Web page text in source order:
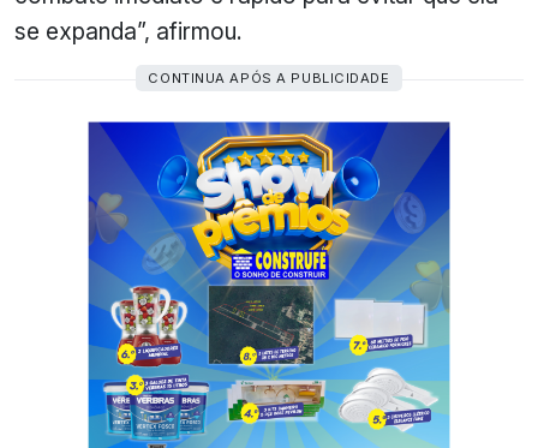
se expanda”, afirmou.
CONTINUA APÓS A PUBLICIDADE